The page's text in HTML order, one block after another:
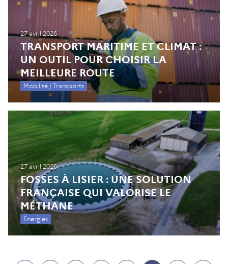
Mobilité / Transports
TRANSPORT MARITIME ET CLIMAT :
UN OUTIL POUR CHOISIR LA
MEILLEURE ROUTE
27 avril 2026
Énergies
FOSSES À LISIER : UNE SOLUTION
FRANÇAISE QUI VALORISE LE
MÉTHANE
27 avril 2026